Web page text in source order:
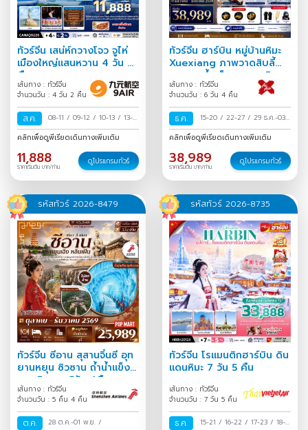
ทัวร์จีน เสน่ห์กวางโจว จูไห่
เมืองใหญ่แสนหวาน 4 วัน 2
คืน
เส้นทาง : ทัวร์จีน
จำนวนวัน : 4 วัน 2 คืน
ส.ค. 08-11 / 09-12 / 10-13 / 13-16
/15-18/16-19/17-20/
20-23
24-27
27-30 /29 ส.ค.-01
30 ส.ค.-02 ก.ย./31
คลิกเพื่อดูพีเรียดเดินทางเพิ่มเติม
11,888
ราคาเริ่มต้น บาท/ท่าน
ดูโปรแกรมทัวร์
ทัวร์จีน ฮาร์บิน หมู่บ้านหิมะ
Xuexiang ภาพวาดสิบลี้
เทศกาลน้ำแข็งนานาชาติ
6วัน 4คืน
เส้นทาง : ทัวร์จีน
จำนวนวัน : 6 วัน 4 คืน
ธ.ค. 15-20 / 22-27 / 29 ธ.ค.-03
ม.ค./
คลิกเพื่อดูพีเรียดเดินทางเพิ่มเติม
38,989
ราคาเริ่มต้น บาท/ท่าน
ดูโปรแกรมทัวร์
รหัสทัวร์ 2026-8479
ทัวร์จีน ซีอาน สุสานจิ๋นซี อุท
ยานหยุน ซิวซาน ถ้ำน้ำแข็ง
หยุนชิวซาน 5วัน 4คืน
เส้นทาง : ทัวร์จีน
จำนวนวัน : 5 คืน 4 คืน
ต.ค. 28 ต.ค.-01 พ.ย. /
รหัสทัวร์ 2026-8735
ทัวร์จีน โรแมนติกฮาร์บิน ดิน
แดนหิมะ 7 วัน 5 คืน
เส้นทาง : ทัวร์จีน
จำนวนวัน : 7 วัน 5 คืน
ธ.ค. 15-21 / 16-22 / 17-23 / 18-